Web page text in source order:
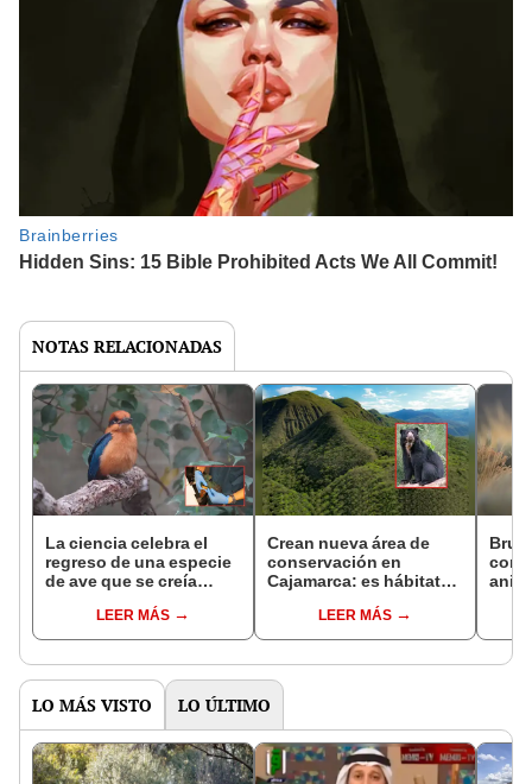
NOTAS RELACIONADAS
La ciencia celebra el
regreso de una especie
de ave que se creía
reproducirse después
de 40 años
LEER MÁS
Crean nueva área de
conservación en
Cajamarca: es hábitat
amenazadas, como
osos de anteojos,
LEER MÁS
LO MÁS VISTO LO ÚLTIMO